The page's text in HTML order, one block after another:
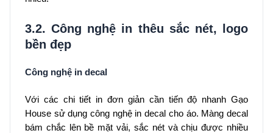
3.2. Công nghệ in thêu sắc nét, logo
bền đẹp
Công nghệ in decal
Với các chi tiết in đơn giản cần tiến độ nhanh Gạo
House sử dụng công nghệ in decal cho áo. Màng decal
bám chắc lên bề mặt vải, sắc nét và chịu được nhiều